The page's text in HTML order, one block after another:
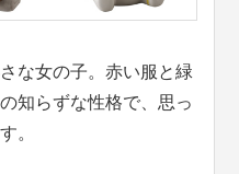
な女の子。赤い服と緑
知らずな性格で、思っ
。